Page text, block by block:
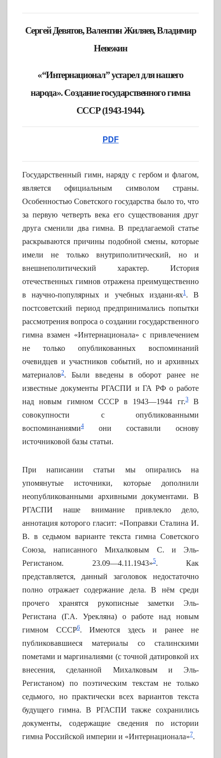
Сергей Девятов, Валентин Жиляев, Владимир
Невежин
«“Интернационал” устарел для нашего
народа». Создание государственного гимна
СССР (1943-1944).
PDF
Государственный гимн, наряду с гербом и флагом,
является официальным символом страны.
Особенностью Советского государства было то, что
за первую четверть века его существования друг
друга сменили два гимна. В предлагаемой статье
раскрываются причины подобной смены, которые
имели не только внутриполитический, но и
внешнеполитический характер. История
отечественных гимнов отражена преимущественно
в научно-популярных и учебных издани-ях1. В
постсоветский период предпринимались попытки
рассмотрения вопроса о создании государственного
гимна взамен «Интернационала» с привлечением
не только опубликованных воспоминаний
очевидцев и участников событий, но и архивных
материалов2. Были введены в оборот ранее не
известные документы РГАСПИ и ГА РФ о работе
над новым гимном СССР в 1943—1944 гг.3В
совокупности с опубликованными
воспоминаниями4
они составили основу
источниковой базы статьи.
При написании статьи мы опирались на
упомянутые источники, которые дополнили
неопубликованными архивными документами. В
РГАСПИ наше внимание привлекло дело,
аннотация которого гласит: «Поправки Сталина И.
В. в седьмом варианте текста гимна Советского
Союза, написанного Михалковым С. и Эль-
Регистаном. 23.09—4.11.1943»5. Как
представляется, данный заголовок недостаточно
полно отражает содержание дела. В нём среди
прочего хранятся рукописные заметки Эль-
Регистана (Г.А. Урекляна) о работе над новым
гимном СССР6. Имеются здесь и ранее не
публиковавшиеся материалы со сталинскими
пометами и маргиналиями (с точной датировкой их
внесения, сделанной Михалковым и Эль-
Регистаном) по поэтическим текстам не только
седьмого, но практически всех вариантов текста
будущего гимна. В РГАСПИ также сохранились
документы, содержащие сведения по истории
гимна Российской империи и «Интернационала»7.